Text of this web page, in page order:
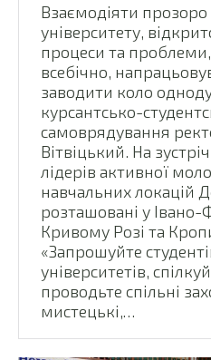
Взаємодіяти прозоро
університету,
процеси та
всебічно,
заводити коло
курсантсько-
самоврядування
Вітвіцький. На
лідерів активної
навчальних локацій
розташовані у Івано-
Кривому Розі та
«Запрошуйте
університетів,
проводьте спільні
мистецькі,…